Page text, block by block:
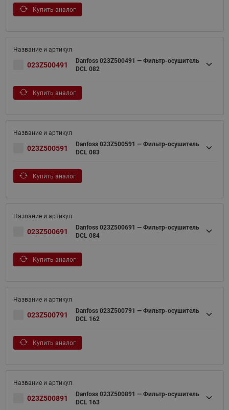
Купить аналог
023Z500491
Danfoss 023Z500491 — Фильтр-осушитель
DCL 082
Купить аналог
023Z500591
Danfoss 023Z500591 — Фильтр-осушитель
DCL 083
Купить аналог
023Z500691
Danfoss 023Z500691 — Фильтр-осушитель
DCL 084
Купить аналог
023Z500791
Danfoss 023Z500791 — Фильтр-осушитель
DCL 162
Купить аналог
023Z500891
Danfoss 023Z500891 — Фильтр-осушитель
DCL 163